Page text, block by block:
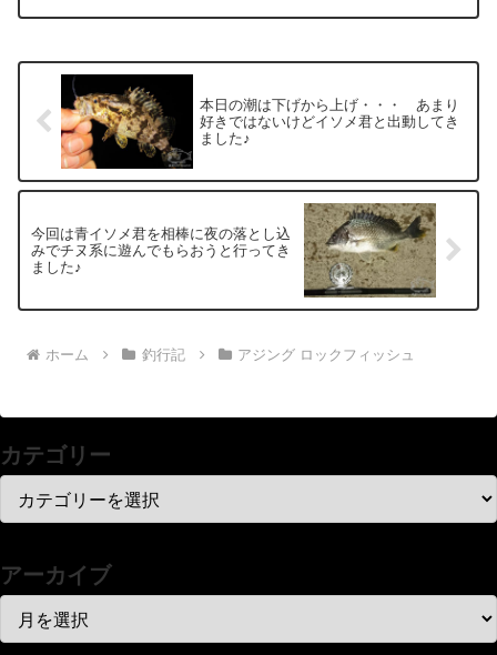
本日の潮は下げから上げ・・・ あまり
好きではないけどイソメ君と出動してき
ました♪
今回は青イソメ君を相棒に夜の落とし込
みでチヌ系に遊んでもらおうと行ってき
ました♪
ホーム 釣行記 アジング ロックフィッシュ
カテゴリー
アーカイブ